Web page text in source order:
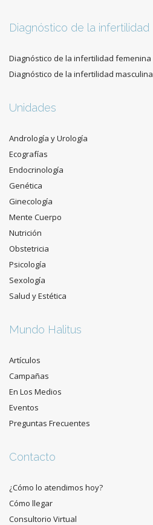
Diagnóstico de la infertilidad
Diagnóstico de la infertilidad femenina
Diagnóstico de la infertilidad masculina
Unidades
Andrología y Urología
Ecografías
Endocrinología
Genética
Ginecología
Mente Cuerpo
Nutrición
Obstetricia
Psicología
Sexología
Salud y Estética
Mundo Halitus
Artículos
Campañas
En Los Medios
Eventos
Preguntas Frecuentes
Contacto
¿Cómo lo atendimos hoy?
Cómo llegar
Consultorio Virtual